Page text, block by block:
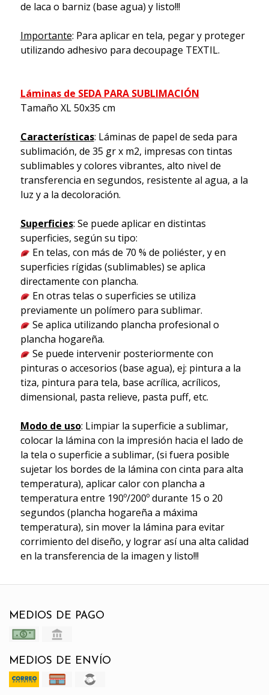
de laca o barniz (base agua) y listo!!!
Importante: Para aplicar en tela, pegar y proteger
utilizando adhesivo para decoupage TEXTIL.
Láminas de SEDA PARA SUBLIMACIÓN
Tamaño XL 50x35 cm
Características: Láminas de papel de seda para
sublimación, de 35 gr x m2, impresas con tintas
sublimables y colores vibrantes, alto nivel de
transferencia en segundos, resistente al agua, a la
luz y a la decoloración.
Superficies: Se puede aplicar en distintas
superficies, según su tipo:
En telas, con más de 70 % de poliéster, y en
superficies rígidas (sublimables) se aplica
directamente con plancha.
En otras telas o superficies se utiliza
previamente un polímero para sublimar.
Se aplica utilizando plancha profesional o
plancha hogareña.
Se puede intervenir posteriormente con
pinturas o accesorios (base agua), ej: pintura a la
tiza, pintura para tela, base acrílica, acrílicos,
dimensional, pasta relieve, pasta puff, etc.
Modo de uso: Limpiar la superficie a sublimar,
colocar la lámina con la impresión hacia el lado de
la tela o superficie a sublimar, (si fuera posible
sujetar los bordes de la lámina con cinta para alta
temperatura), aplicar calor con plancha a
temperatura entre 190º/200º durante 15 o 20
segundos (plancha hogareña a máxima
temperatura), sin mover la lámina para evitar
corrimiento del diseño, y lograr así una alta calidad
en la transferencia de la imagen y listo!!!
MEDIOS DE PAGO
MEDIOS DE ENVÍO